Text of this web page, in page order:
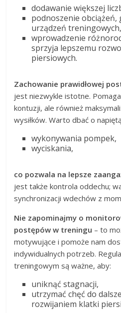
dodawanie większej
podnoszenie obciążeń,
urządzeń treningowych,
wprowadzenie
sprzyja lepszemu
piersiowych.
Zachowanie prawidłowej
jest niezwykle istotne.
kontuzji, ale również
wysiłków. Warto dbać o
wykonywania pompek,
wyciskania,
co pozwala na lepsze
jest także kontrola oddechu;
synchronizacji wdechów z
Nie zapominajmy o
postępów w treningu – to
motywujące i pomoże nam
indywidualnych potrzeb.
treningowym są ważne, aby:
uniknąć stagnacji,
utrzymać chęć do
rozwijaniem klatki